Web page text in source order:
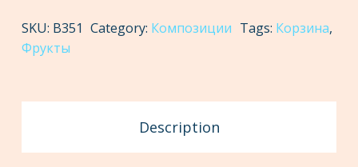
quantity
SKU: В351 Category: Композиции Tags: Корзина,
Фрукты
Description